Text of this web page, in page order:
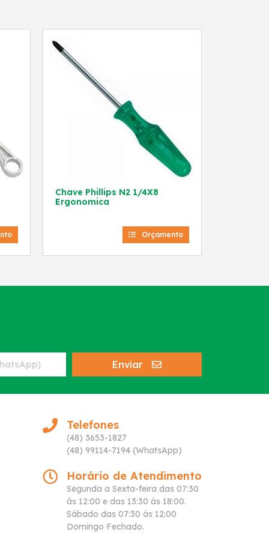
Chave Phillips N2 1/4X8
Ergonomica
Orçamento
Enviar
Telefones
(48) 3653-1827
(48) 99114-7194 (WhatsApp)
Horário de Atendimento
Segunda a Sexta-feira das 07:30
ás 12:00 e das 13:30 ás 18:00.
Sábado das 07:30 ás 12:00
Domingo Fechado.